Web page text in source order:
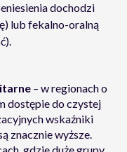
dochodzi
lub fekalno-oralną
– w regionach o
dostępie do czystej
wskaźniki
znacznie wyższe.